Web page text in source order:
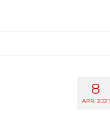
8
APR. 2021